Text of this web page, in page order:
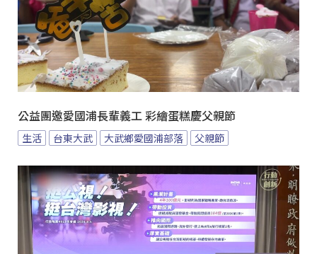
公益團邀愛國浦長輩義工 彩繪蛋糕慶父親節
生活 台東大武 大武鄉愛國浦部落 父親節